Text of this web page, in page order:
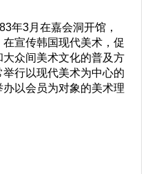
3月在嘉会洞开馆，
宣传韩国现代美术，促
众间美术文化的普及方
行以现代美术为中心的
以会员为对象的美术理